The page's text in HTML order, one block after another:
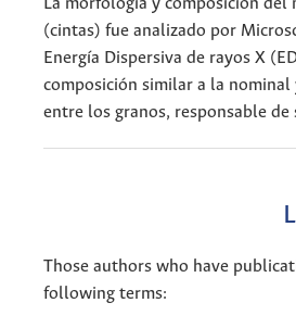
La morfología y composición
(cintas) fue analizado por
Energía Dispersiva de rayos X
composición similar a la
entre los granos, responsable
Those authors who have
following terms: